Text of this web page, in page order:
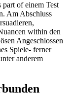
part of einem Test
Am Abschluss
within den
Angeschlossen
Spiele- ferner
anderem